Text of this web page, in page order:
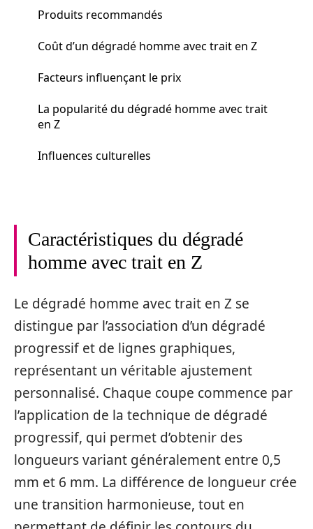
Produits recommandés
Coût d’un dégradé homme avec trait en Z
Facteurs influençant le prix
La popularité du dégradé homme avec trait
en Z
Influences culturelles
Caractéristiques du dégradé
homme avec trait en Z
Le dégradé homme avec trait en Z se
distingue par l’association d’un dégradé
progressif et de lignes graphiques,
représentant un véritable ajustement
personnalisé. Chaque coupe commence par
l’application de la technique de dégradé
progressif, qui permet d’obtenir des
longueurs variant généralement entre 0,5
mm et 6 mm. La différence de longueur crée
une transition harmonieuse, tout en